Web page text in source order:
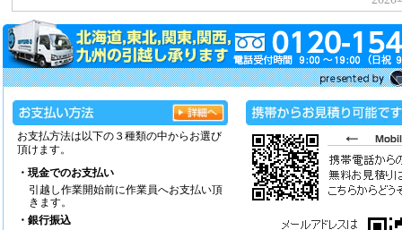
お支払方法は以下の３種類の中からお選び
頂けます。
・現金でのお支払い
引越し作業開始前に作業員へお支払い頂
きます。
・銀行振込